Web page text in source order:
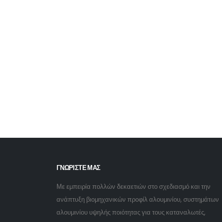
ΓΝΩΡΙΣΤΕ ΜΑΣ
Με εμπειρία πολλών δεκαετιών στο σχεδιασμό και την
ανάπτυξη βιομηχανικών προφίλ αλουμινίου, συστημάτων
αλουμινίου υψηλής ποιότητας για τους καταναλωτές,